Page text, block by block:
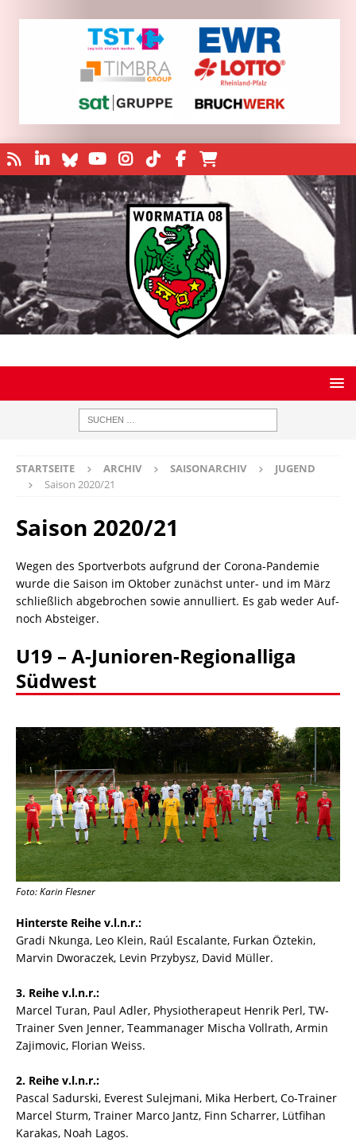
STARTSEITE ARCHIV SAISONARCHIV
JUGEND
Saison 2020/21
Saison 2020/21
Wegen des Sportverbots aufgrund der Corona-Pandemie
wurde die Saison im Oktober zunächst unter- und im März
schließlich abgebrochen sowie annulliert. Es gab weder Auf-
noch Absteiger.
U19 – A-Junioren-Regionalliga
Südwest
Foto: Karin Flesner
Hinterste Reihe v.l.n.r.:
Gradi Nkunga, Leo Klein, Raúl Escalante, Furkan Öztekin,
Marvin Dworaczek, Levin Przybysz, David Müller.
3. Reihe v.l.n.r.:
Marcel Turan, Paul Adler, Physiotherapeut Henrik Perl, TW-
Trainer Sven Jenner, Teammanager Mischa Vollrath, Armin
Zajimovic, Florian Weiss.
2. Reihe v.l.n.r.:
Pascal Sadurski, Everest Sulejmani, Mika Herbert, Co-Trainer
Marcel Sturm, Trainer Marco Jantz, Finn Scharrer, Lütfihan
Karakas, Noah Lagos.